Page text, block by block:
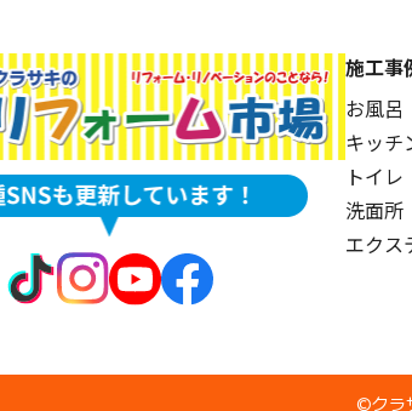
施工事
お風呂
キッチ
トイレ
洗面所
エクス
©️クラ